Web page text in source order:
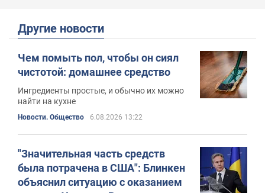
Другие новости
Чем помыть пол, чтобы он сиял
чистотой: домашнее средство
Ингредиенты простые, и обычно их можно
найти на кухне
Новости. Общество 6.08.2026 13:22
"Значительная часть средств
была потрачена в США": Блинкен
объяснил ситуацию с оказанием